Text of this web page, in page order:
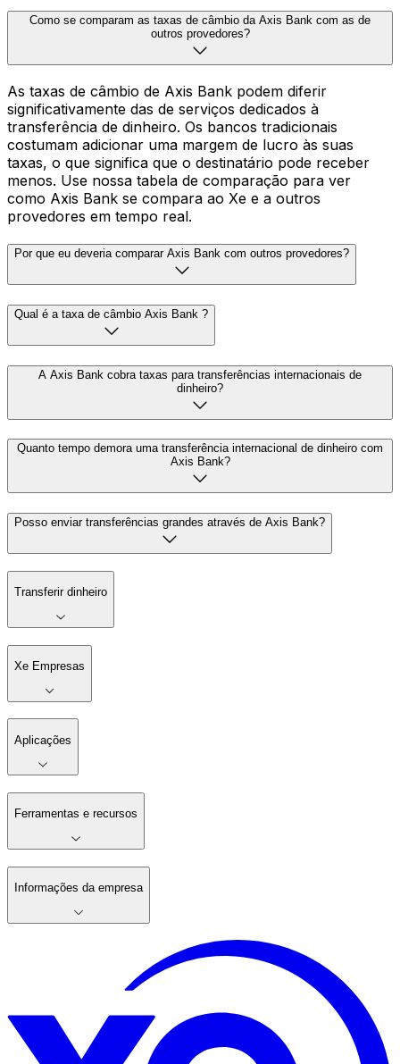
Como se comparam as taxas de câmbio da Axis Bank com as de
outros provedores?
As taxas de câmbio de Axis Bank podem diferir
significativamente das de serviços dedicados à
transferência de dinheiro. Os bancos tradicionais
costumam adicionar uma margem de lucro às suas
taxas, o que significa que o destinatário pode receber
menos. Use nossa tabela de comparação para ver
como Axis Bank se compara ao Xe e a outros
provedores em tempo real.
Por que eu deveria comparar Axis Bank com outros provedores?
Qual é a taxa de câmbio Axis Bank ?
A Axis Bank cobra taxas para transferências internacionais de
dinheiro?
Quanto tempo demora uma transferência internacional de dinheiro com
Axis Bank?
Posso enviar transferências grandes através de Axis Bank?
Transferir dinheiro
Xe Empresas
Aplicações
Ferramentas e recursos
Informações da empresa